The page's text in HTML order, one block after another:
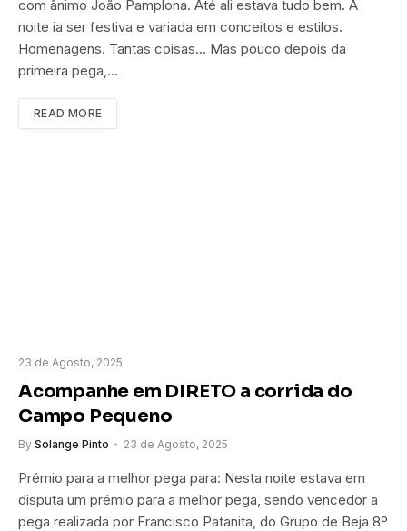
com ânimo João Pamplona. Até ali estava tudo bem. A
noite ia ser festiva e variada em conceitos e estilos.
Homenagens. Tantas coisas… Mas pouco depois da
primeira pega,…
READ MORE
23 de Agosto, 2025
Acompanhe em DIRETO a corrida do
Campo Pequeno
By Solange Pinto 23 de Agosto, 2025
Prémio para a melhor pega para: Nesta noite estava em
disputa um prémio para a melhor pega, sendo vencedor a
pega realizada por Francisco Patanita, do Grupo de Beja 8º